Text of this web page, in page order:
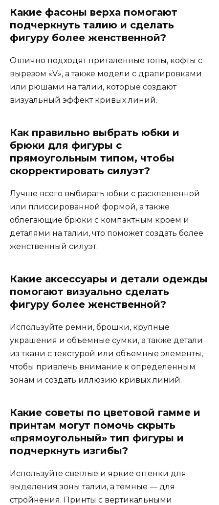
Какие фасоны верха помогают
подчеркнуть талию и сделать
фигуру более женственной?
Отлично подходят приталенные топы, кофты с
вырезом «V», а также модели с драпировками
или рюшами на талии, которые создают
визуальный эффект кривых линий.
Как правильно выбрать юбки и
брюки для фигуры с
прямоугольным типом, чтобы
скорректировать силуэт?
Лучше всего выбирать юбки с расклешенной
или плиссированной формой, а также
облегающие брюки с компактным кроем и
деталями на талии, что поможет создать более
женственный силуэт.
Какие аксессуары и детали одежды
помогают визуально сделать
фигуру более женственной?
Используйте ремни, брошки, крупные
украшения и объемные сумки, а также детали
из ткани с текстурой или объемные элементы,
чтобы привлечь внимание к определенным
зонам и создать иллюзию кривых линий.
Какие советы по цветовой гамме и
принтам могут помочь скрыть
«прямоугольный» тип фигуры и
подчеркнуть изгибы?
Используйте светлые и яркие оттенки для
выделения зоны талии, а темные — для
стройнения. Принты с вертикальными